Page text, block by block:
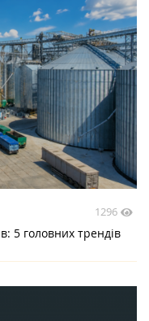
1296
5 головних трендів